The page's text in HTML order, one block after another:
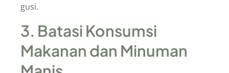
gusi.
3. Batasi Konsumsi
Makanan dan Minuman